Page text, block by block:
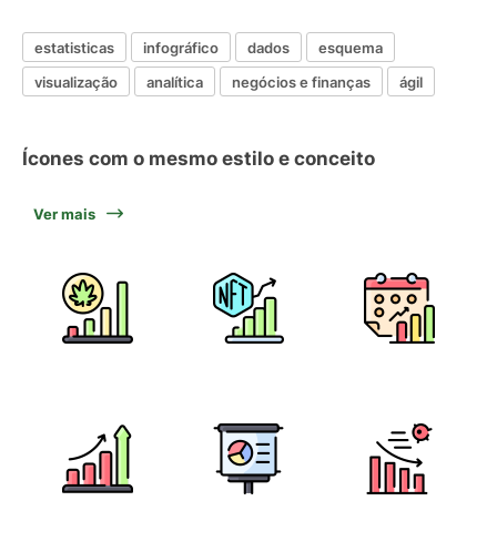
estatisticas infográfico dados
esquema
visualização
analítica negócios e finanças ágil
Ícones com o mesmo estilo e conceito
Ver mais